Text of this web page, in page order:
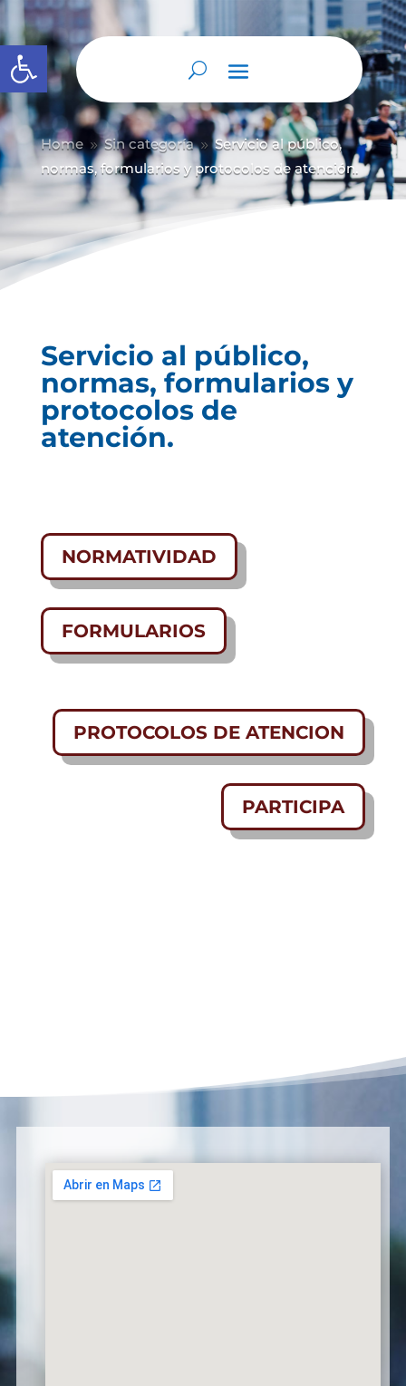
Abrir barra de herramientas
Home 9 Sin categoría 9 Servicio al público,
normas, formularios y protocolos de atención.
Servicio al público,
normas, formularios y
protocolos de
atención.
NORMATIVIDAD
FORMULARIOS
PROTOCOLOS DE ATENCION
PARTICIPA